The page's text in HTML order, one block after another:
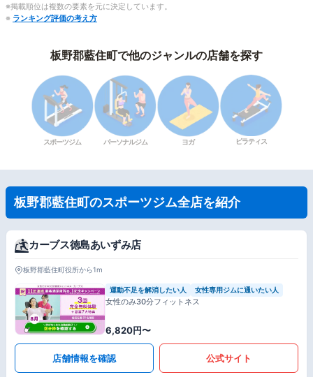
※掲載順位は複数の要素を元に決定しています。
※ ランキング評価の考え方
板野郡藍住町で他のジャンルの店舗を探す
スポーツジム パーソナルジム ヨガ ピラティス
板野郡藍住町のスポーツジム全店を紹介
カーブス徳島あいずみ店
板野郡藍住町役所から1m
運動不足を解消したい人 女性専用ジムに通いたい人
女性のみ30分フィットネス
6,820円〜
店舗情報を確認 公式サイト